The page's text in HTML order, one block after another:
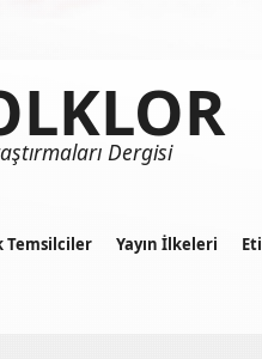
Dergisi
Temsilciler Yayın İlkeleri